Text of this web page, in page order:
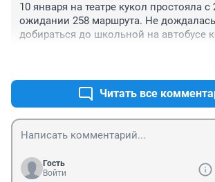
10 января на театре кукол простояла с
ожидании 258 маршрута. Не
добираться до школьной на автобусе
уже пришлось на первый попавший
доехала до остановки 'Правды' и
Дагестанскую. В итоге чтоб попасть
потратила почти три часа и домой
23,45. Почему так плохо ходят
когда примете меры?
Читать все
Гость
Войти